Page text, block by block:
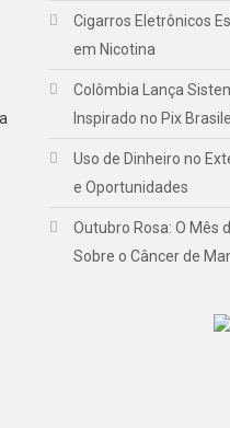
Cigarros Eletrônicos
em Nicotina
Colômbia Lança
Inspirado no Pix
Uso de Dinheiro no
e Oportunidades
Outubro Rosa: O Mês
Sobre o Câncer de